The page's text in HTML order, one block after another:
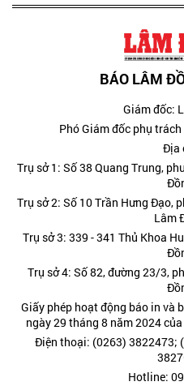
BÁO LÂM
Giám đốc:
Phó Giám đốc phụ
Địa
Trụ sở 1: Số 38 Quang Trung,
Trụ sở 2: Số 10 Trần Hưng Đạo,
Lâm
Trụ sở 3: 339 - 341 Thủ Khoa
Trụ sở 4: Số 82, đường 23/3,
Giấy phép hoạt động báo in và
ngày 29 tháng 8 năm 2024
Điện thoại: (0263) 3822473;
Hotline: